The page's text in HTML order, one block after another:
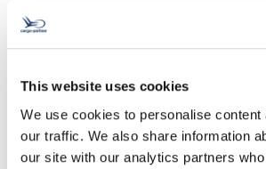
This website uses cookies
We use cookies to personalise content
our traffic. We also share information
our site with our analytics partners
zagona za cargo-partner. Po
januarja 2024 je podjetje razširilo
globokim regionalnim strokovnim
partnerja v Vzhodni Evropi.